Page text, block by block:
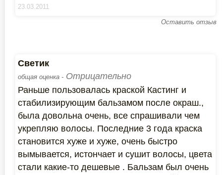
23.03.2011
Оставить отзыв
Светик
общая оценка - Отрицательно
Раньше пользовалась краской Кастинг и
стабилизирующим бальзамом после окраш.,
была довольна очень, все спрашивали чем
укрепляю волосы. Последние 3 года краска
становится хуже и хуже, очень быстро
вымывается, истончает и сушит волосы, цвета
стали какие-то дешевые . Бальзам был очень